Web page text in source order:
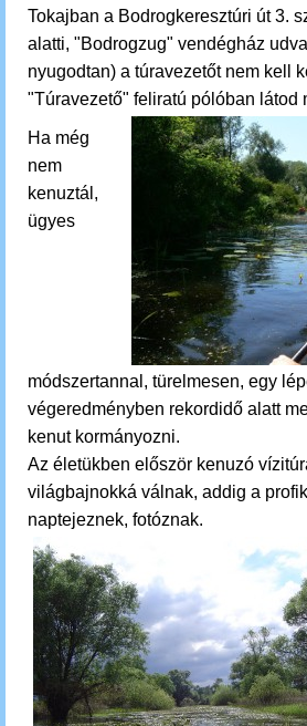
Tokajban a Bodrogkeresztúri út 3.
alatti, "Bodrogzug" vendégház
nyugodtan) a túravezetőt nem kell
"Túravezető" feliratú pólóban látod
Ha még
nem
kenuztál,
ügyes
módszertannal, türelmesen, egy
végeredményben rekordidő alatt
kenut kormányozni.
Az életükben először kenuzó
világbajnokká válnak, addig a
naptejeznek, fotóznak.